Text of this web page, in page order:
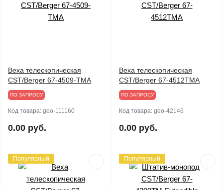
Веха телескопическая
CST/Berger 67-4509-TMA
ПО ЗАПРОСУ
Код товара: geo-111160
0.00 руб.
Веха телескопическая
CST/Berger 67-4512TMA
ПО ЗАПРОСУ
Код товара: geo-42146
0.00 руб.
Популярный Популярный